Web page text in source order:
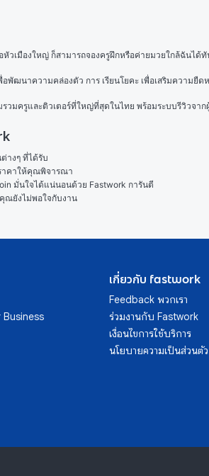
วเมืองใหญ่ ก็สามารถจองครูฝึกหรือค่ายมวยใกล้ฉันไ
อพัฒนาความคล่องตัว การ เรียนโยคะ เพื่อเสริมความยืด
วมครูและติวเตอร์ที่ใหญ่ที่สุดในไทย พร้อมระบบรีวิวจาก
างๆ ที่ได้รับ
าคาให้คุณพิจารณา
มั่นใจได้แน่นอนด้วย Fastwork การันตี
ณยังไม่พอใจกับงาน
เกี่ยวกับ fastwork
Feedback พวกเรา
ร่วมงานกับ Fastwork
เงื่อนไขการใช้บริการ
นโยบายความเป็นส่วนตัว